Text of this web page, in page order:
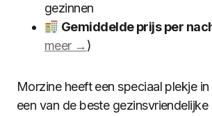
gezinnen
Gemiddelde prijs per
meer →)
Morzine heeft een speciaal plekje in
een van de beste